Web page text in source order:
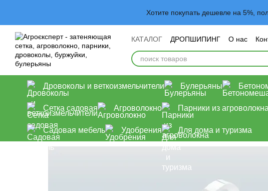
Хотите покупать дешевле на 5%,
КАТАЛОГ ДРОПШИПИНГ О нас
Обмен и возврат
Пользовательское
Дровоколы и веткоизмельчители Булерьяны
Сетка садовая Агроволокно Парники из агроволокна
Садовая мебель Удобрения Для дома и туризма